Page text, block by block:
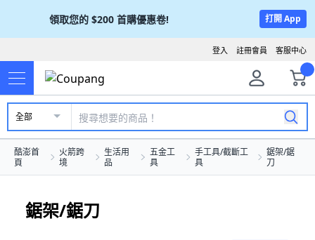
領取您的 $200 首購優惠卷! 打開 App
客服中心
註冊會員
登入
全部
酷澎首
頁
火箭跨
境
生活用
品
五金工
具
手工具/截斷工
具
鋸架/鋸
刀
鋸架/鋸刀